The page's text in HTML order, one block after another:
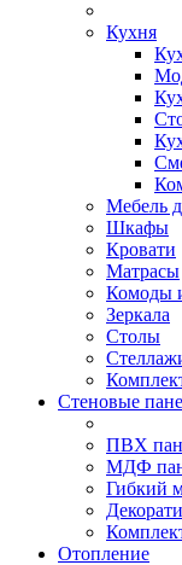
Кухня
Мебель
Шкафы
Кровати
Матрасы
Комоды
Зеркала
Столы
Стеновые
ПВХ
МДФ
Гибкий
Отопление